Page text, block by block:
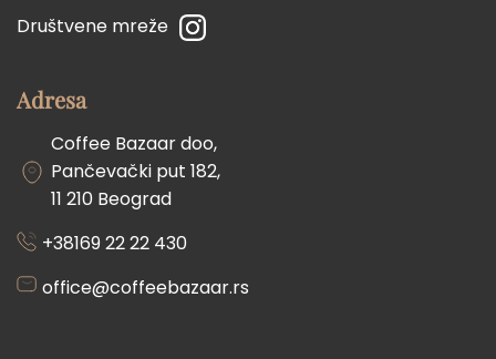
Društvene mreže
Adresa
Coffee Bazaar doo,
Pančevački put 182,
11 210 Beograd
+38169 22 22 430
office@coffeebazaar.rs